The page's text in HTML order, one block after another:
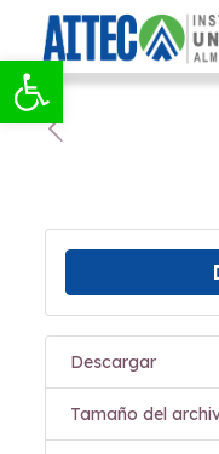
Abrir
Descargar
Tamaño del